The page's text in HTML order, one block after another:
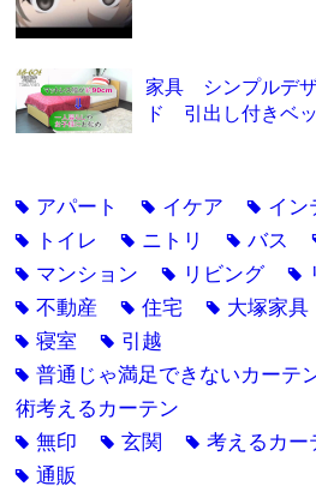
家具 シンプルデ
ド 引出し付きベ
tag アパート tag イケア tag イン
tag トイレ tag ニトリ tagバス
tag マンション tag リビング tag
tag不動産 tag住宅 tag 大塚家具
tag寝室 tag 引越
tag普通じゃ満足できないカーテ
術考えるカーテン
tag無印 tag玄関 tag考えるカー
tag通販